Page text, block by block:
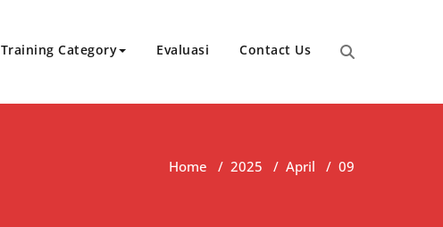
Training Category Evaluasi Contact Us
Home / 2025 / April / 09